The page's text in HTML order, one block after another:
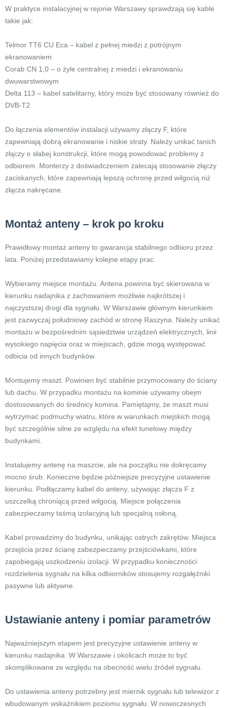
W praktyce instalacyjnej w rejonie Warszawy sprawdzają się kable
takie jak:
Telmor TT6 CU Eca – kabel z pełnej miedzi z potrójnym
ekranowaniem
Corab CN 1,0 – o żyle centralnej z miedzi i ekranowaniu
dwuwarstwowym
Delta 113 – kabel satelitarny, który może być stosowany również do
DVB-T2
Do łączenia elementów instalacji używamy złączy F, które
zapewniają dobrą ekranowanie i niskie straty. Należy unikać tanich
złączy o słabej konstrukcji, które mogą powodować problemy z
odbiorem. Monterzy z doświadczeniem zalecają stosowanie złączy
zaciskanych, które zapewniają lepszą ochronę przed wilgocią niż
złącza nakręcane.
Montaż anteny – krok po kroku
Prawidłowy montaż anteny to gwarancja stabilnego odbioru przez
lata. Poniżej przedstawiamy kolejne etapy prac.
Wybieramy miejsce montażu. Antena powinna być skierowana w
kierunku nadajnika z zachowaniem możliwie najkrótszej i
najczystszej drogi dla sygnału. W Warszawie głównym kierunkiem
jest zazwyczaj południowy zachód w stronę Raszyna. Należy unikać
montażu w bezpośrednim sąsiedztwie urządzeń elektrycznych, linii
wysokiego napięcia oraz w miejscach, gdzie mogą występować
odbicia od innych budynków.
Montujemy maszt. Powinien być stabilnie przymocowany do ściany
lub dachu. W przypadku montażu na kominie używamy obejm
dostosowanych do średnicy komina. Pamiętajmy, że maszt musi
wytrzymać podmuchy wiatru, które w warunkach miejskich mogą
być szczególnie silne ze względu na efekt tunelowy między
budynkami.
Instalujemy antenę na maszcie, ale na początku nie dokręcamy
mocno śrub. Konieczne będzie późniejsze precyzyjne ustawienie
kierunku. Podłączamy kabel do anteny, używając złącza F z
uszczelką chroniącą przed wilgocią. Miejsce połączenia
zabezpieczamy taśmą izolacyjną lub specjalną osłoną.
Kabel prowadzimy do budynku, unikając ostrych zakrętów. Miejsca
przejścia przez ścianę zabezpieczamy przejściówkami, które
zapobiegają uszkodzeniu izolacji. W przypadku konieczności
rozdzielenia sygnału na kilka odbiorników stosujemy rozgałęźniki
pasywne lub aktywne.
Ustawianie anteny i pomiar parametrów
Najważniejszym etapem jest precyzyjne ustawienie anteny w
kierunku nadajnika. W Warszawie i okolicach może to być
skomplikowane ze względu na obecność wielu źródeł sygnału.
Do ustawienia anteny potrzebny jest miernik sygnału lub telewizor z
wbudowanym wskaźnikiem poziomu sygnału. W nowoczesnych